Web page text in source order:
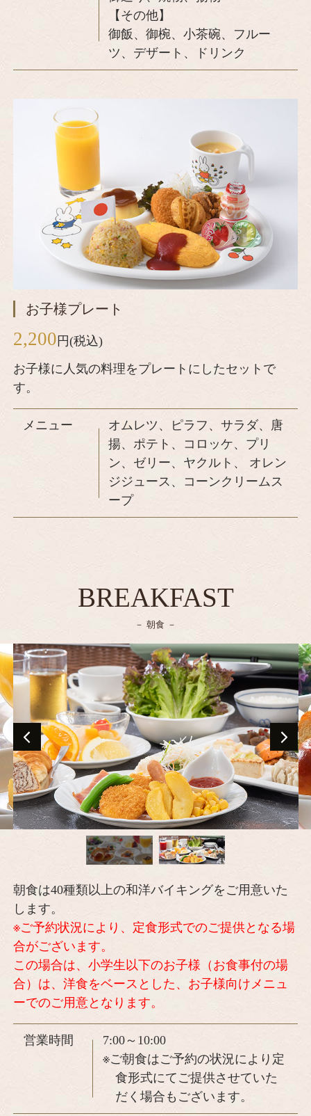
【その他】
御飯、御椀、小茶碗、フルー
ツ、デザート、ドリンク
お子様プレート
2,200 円(税込)
お子様に人気の料理をプレートにしたセットで
す。
メニュー
オムレツ、ピラフ、サラダ、唐
揚、ポテト、コロッケ、プリ
ン、ゼリー、ヤクルト、 オレン
ジジュース、コーンクリームス
ープ
BREAKFAST
朝食
朝食は40種類以上の和洋バイキングをご用意いた
します。
※ご予約状況により、定食形式でのご提供となる場
合がございます。
この場合は、小学生以下のお子様（お食事付の場
合）は、洋食をベースとした、 お子様向けメニュ
ーでのご用意となります。
営業時間
7:00～10:00
※ご朝食はご予約の状況により定
食形式にてご提供させていた
だく場合もございます。